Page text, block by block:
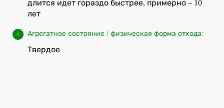
длится идет гораздо быстрее, примерно – 10
лет
Агрегатное состояние / физическая форма отхода:
Твердое